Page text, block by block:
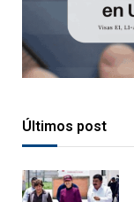
Últimos post